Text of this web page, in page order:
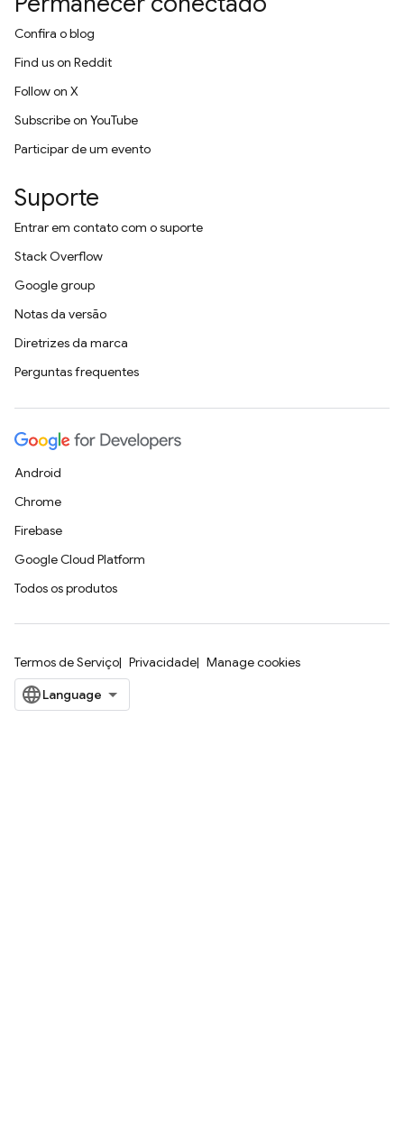
Confira o blog
Find us on Reddit
Follow on X
Subscribe on YouTube
Participar de um evento
Suporte
Entrar em contato com o suporte
Stack Overflow
Google group
Notas da versão
Diretrizes da marca
Perguntas frequentes
Android
Chrome
Firebase
Google Cloud Platform
Todos os produtos
Termos de Serviço Privacidade Manage cookies